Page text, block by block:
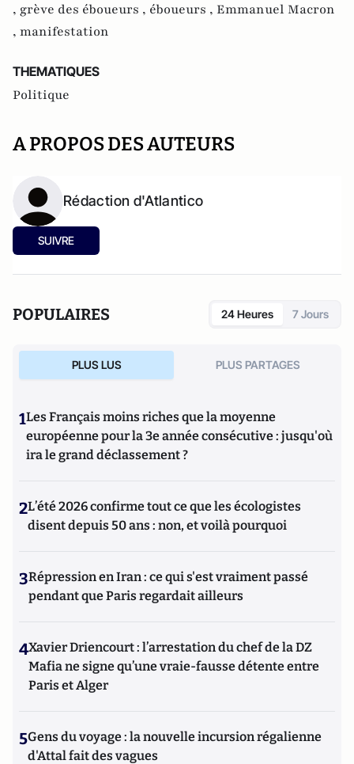
, grève des éboueurs , éboueurs , Emmanuel Macron
, manifestation
THEMATIQUES
Politique
A PROPOS DES AUTEURS
Rédaction d'Atlantico
SUIVRE
POPULAIRES 24 Heures 7 Jours
PLUS LUS PLUS PARTAGES
1Les Français moins riches que la moyenne
européenne pour la 3e année consécutive : jusqu'où
ira le grand déclassement ?
2L’été 2026 confirme tout ce que les écologistes
disent depuis 50 ans : non, et voilà pourquoi
3Répression en Iran : ce qui s'est vraiment passé
pendant que Paris regardait ailleurs
4Xavier Driencourt : l’arrestation du chef de la DZ
Mafia ne signe qu’une vraie-fausse détente entre
Paris et Alger
5Gens du voyage : la nouvelle incursion régalienne
d'Attal fait des vagues